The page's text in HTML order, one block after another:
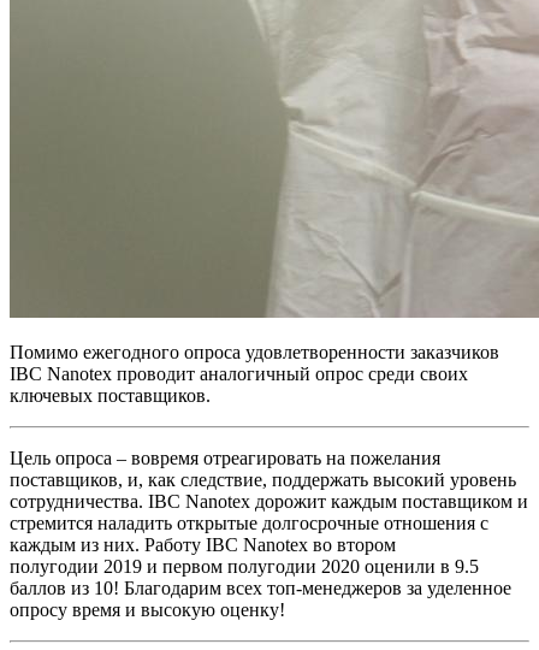
Помимо ежегодного опроса удовлетворенности заказчиков
IBC Nanotex проводит аналогичный опрос среди своих
ключевых поставщиков.
Цель опроса – вовремя отреагировать на пожелания
поставщиков, и, как следствие, поддержать высокий уровень
сотрудничества. IBC Nanotex дорожит каждым поставщиком и
стремится наладить открытые долгосрочные отношения с
каждым из них. Работу IBC Nanotex во втором
полугодии 2019 и первом полугодии 2020 оценили в 9.5
баллов из 10! Благодарим всех топ-менеджеров за уделенное
опросу время и высокую оценку!